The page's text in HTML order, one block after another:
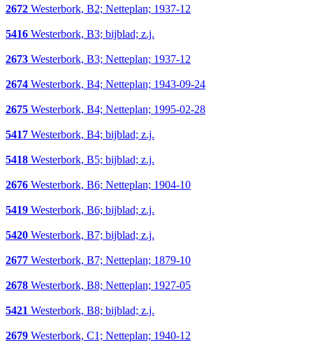
2672 Westerbork, B2; Netteplan; 1937-12
5416 Westerbork, B3; bijblad; z.j.
2673 Westerbork, B3; Netteplan; 1937-12
2674 Westerbork, B4; Netteplan; 1943-09-24
2675 Westerbork, B4; Netteplan; 1995-02-28
5417 Westerbork, B4; bijblad; z.j.
5418 Westerbork, B5; bijblad; z.j.
2676 Westerbork, B6; Netteplan; 1904-10
5419 Westerbork, B6; bijblad; z.j.
5420 Westerbork, B7; bijblad; z.j.
2677 Westerbork, B7; Netteplan; 1879-10
2678 Westerbork, B8; Netteplan; 1927-05
5421 Westerbork, B8; bijblad; z.j.
2679 Westerbork, C1; Netteplan; 1940-12